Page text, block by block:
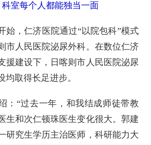
科室每个人都能独当一面
始，仁济医院通过“以院包科”模式
市人民医院泌尿外科。在数位仁济
援建设下，日喀则市人民医院泌尿
均取得长足进步。
：“过去一年，和我结成师徒带教
生和次仁顿珠医生变化很大。郭建
研究生学历主治医师，科研能力大